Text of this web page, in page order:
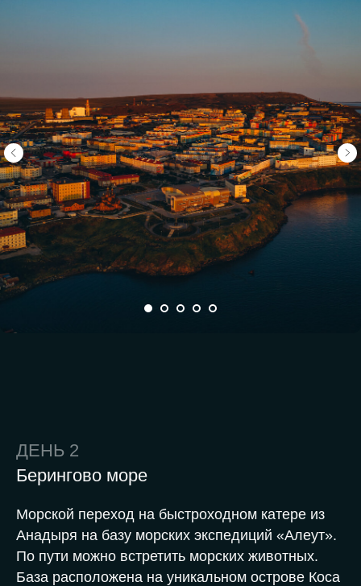
ДЕНЬ 2
Берингово море
Морской переход на быстроходном катере из
Анадыря на базу морских экспедиций «Алеут».
По пути можно встретить морских животных.
База расположена на уникальном острове Коса